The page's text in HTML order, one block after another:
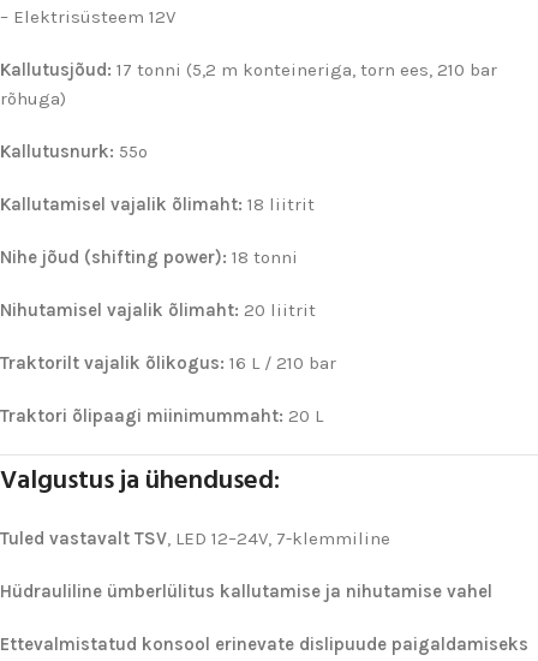
– Elektrisüsteem 12V
Kallutusjõud: 17 tonni (5,2 m konteineriga, torn ees, 210 bar
rõhuga)
Kallutusnurk: 55º
Kallutamisel vajalik õlimaht: 18 liitrit
Nihe jõud (shifting power): 18 tonni
Nihutamisel vajalik õlimaht: 20 liitrit
Traktorilt vajalik õlikogus: 16 L / 210 bar
Traktori õlipaagi miinimummaht: 20 L
Valgustus ja ühendused:
Tuled vastavalt TSV, LED 12–24V, 7-klemmiline
Hüdrauliline ümberlülitus kallutamise ja nihutamise vahel
Ettevalmistatud konsool erinevate dislipuude paigaldamiseks